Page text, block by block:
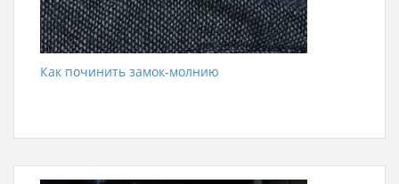
Как починить замок-молнию